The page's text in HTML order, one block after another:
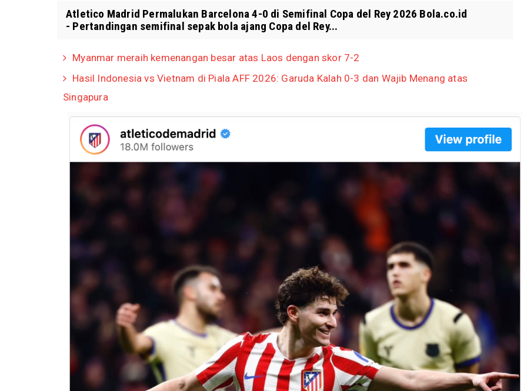
Atletico Madrid Permalukan Barcelona 4-0 di Semifinal Copa del Rey 2026 Bola.co.id
- Pertandingan semifinal sepak bola ajang Copa del Rey...
Myanmar meraih kemenangan besar atas Laos dengan skor 7-2
Hasil Indonesia vs Vietnam di Piala AFF 2026: Garuda Kalah 0-3 dan Wajib Menang atas
Singapura